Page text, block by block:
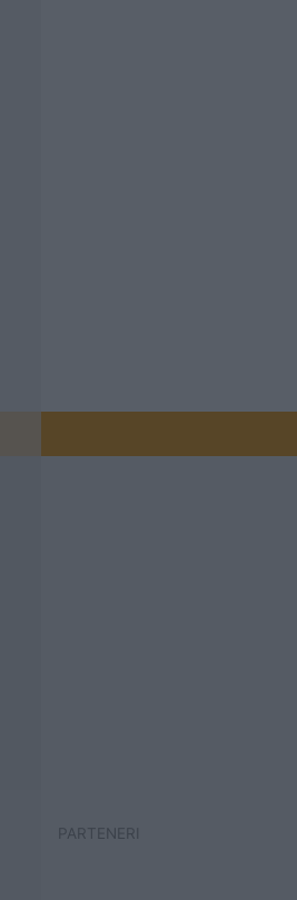
PARTENERI